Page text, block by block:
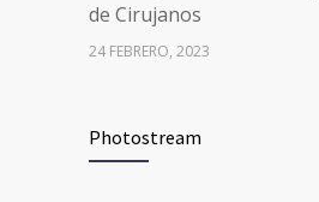
de Cirujanos
24 FEBRERO, 2023
junio 2021)
Photostream